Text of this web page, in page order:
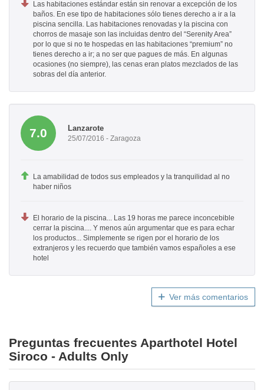
Las habitaciones estándar están sin renovar a excepción de los
baños. En ese tipo de habitaciones sólo tienes derecho a ir a la
piscina sencilla. Las habitaciones renovadas y la piscina con
chorros de masaje son las incluidas dentro del “Serenity Area”
por lo que si no te hospedas en las habitaciones “premium” no
tienes derecho a ir; a no ser que pagues de más. En algunas
ocasiones (no siempre), las cenas eran platos mezclados de las
sobras del día anterior.
7.0 Lanzarote
25/07/2016 - Zaragoza
La amabilidad de todos sus empleados y la tranquilidad al no
haber niños
El horario de la piscina... Las 19 horas me parece inconcebible
cerrar la piscina.... Y menos aún argumentar que es para echar
los productos... Simplemente se rigen por el horario de los
extranjeros y les recuerdo que también vamos españoles a ese
hotel
Ver más comentarios
Preguntas frecuentes Aparthotel Hotel
Siroco - Adults Only